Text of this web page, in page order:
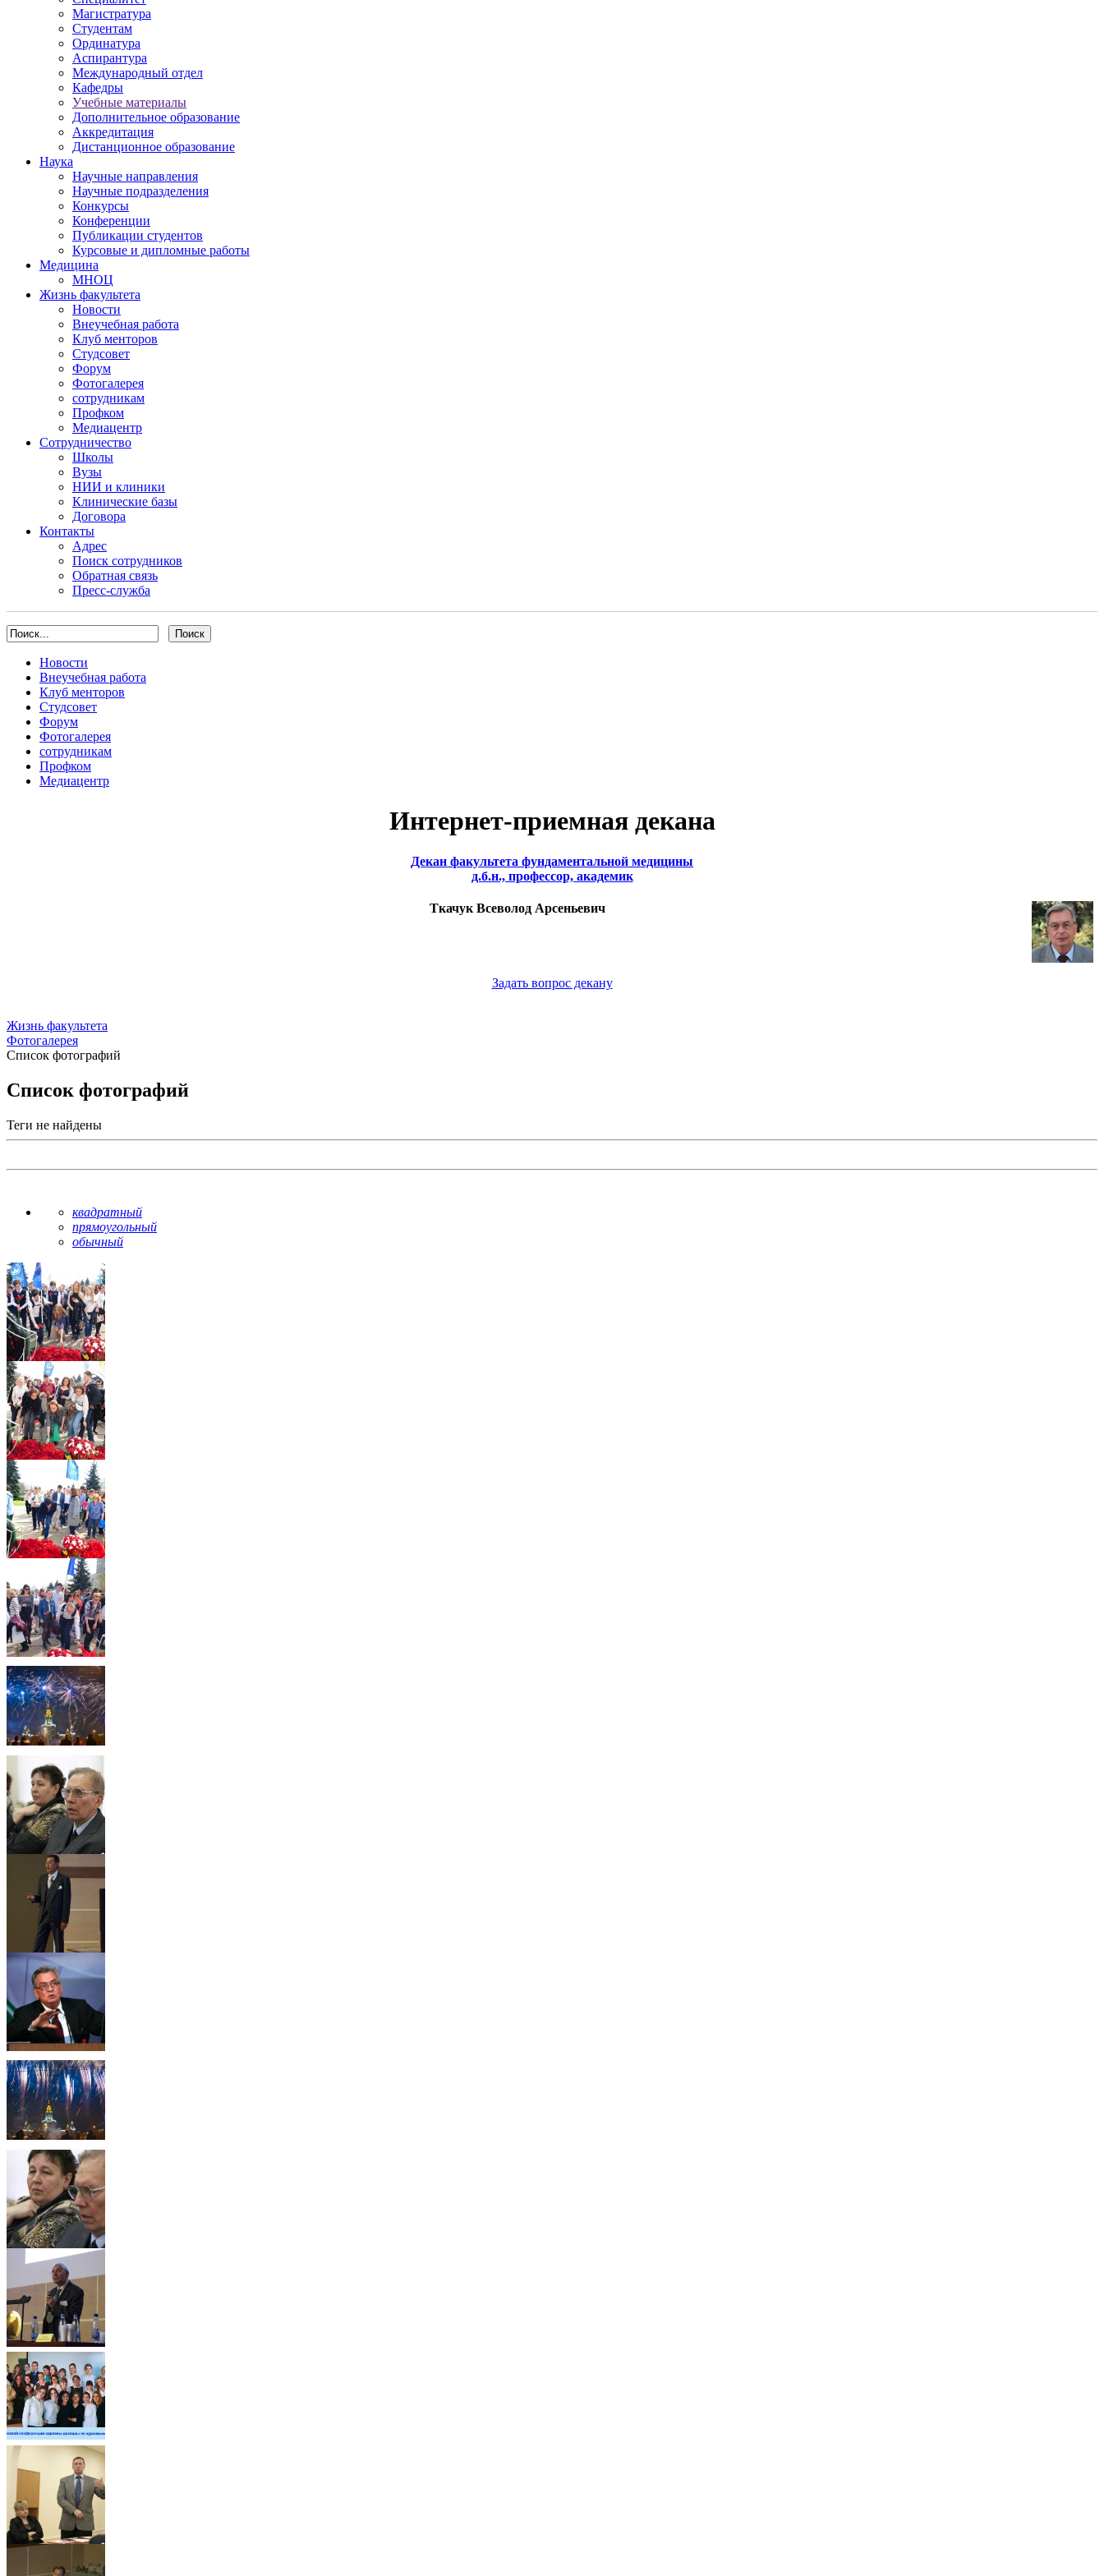
Магистратура
Студентам
Ординатура
Аспирантура
Международный отдел
Кафедры
Учебные материалы
Дополнительное образование
Аккредитация
Дистанционное образование
Наука
Научные направления
Научные подразделения
Конкурсы
Конференции
Публикации студентов
Курсовые и дипломные работы
Медицина
МНОЦ
Жизнь факультета
Новости
Внеучебная работа
Клуб менторов
Студсовет
Форум
Фотогалерея
сотрудникам
Профком
Медиацентр
Сотрудничество
Школы
Вузы
НИИ и клиники
Клинические базы
Договора
Контакты
Адрес
Поиск сотрудников
Обратная связь
Пресс-служба
Новости
Внеучебная работа
Клуб менторов
Студсовет
Форум
Фотогалерея
сотрудникам
Профком
Медиацентр
Интернет-приемная декана
Декан факультета фундаментальной медицины
д.б.н., профессор, академик
Ткачук Всеволод Арсеньевич
Задать вопрос декану
Жизнь факультета
Фотогалерея
Список фотографий
Список фотографий
Теги не найдены
квадратный
прямоугольный
обычный